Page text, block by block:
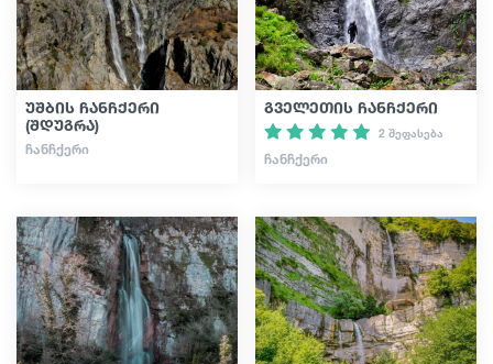
უშბის ჩანჩქერი
(შდუგრა)
ᲩᲐᲜᲩᲥᲔᲠᲘ
გველეთის ჩანჩქერი
2 შეფასება
ᲩᲐᲜᲩᲥᲔᲠᲘ